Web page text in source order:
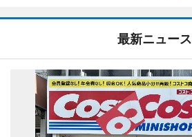
最新ニュース